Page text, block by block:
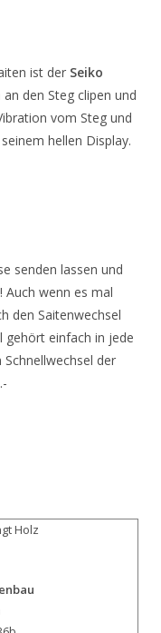
ist der Seiko
den Steg clipen und
vom Steg und
hellen Display.
senden lassen und
Auch wenn es mal
den Saitenwechsel
gehört einfach in jede
der